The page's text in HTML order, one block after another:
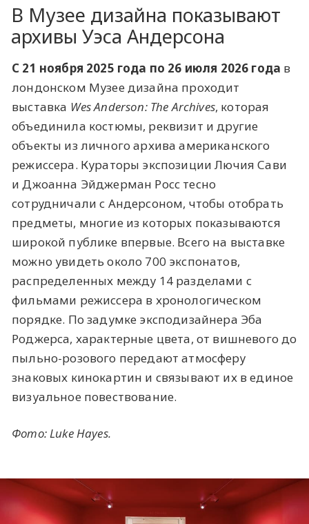
В Музее дизайна показывают
архивы Уэса Андерсона
С 21 ноября 2025 года по 26 июля 2026 года в
лондонском Музее дизайна проходит
выставка Wes Anderson: The Archives, которая
объединила костюмы, реквизит и другие
объекты из личного архива американского
режиссера. Кураторы экспозиции Лючия Сави
и Джоанна Эйджерман Росс тесно
сотрудничали с Андерсоном, чтобы отобрать
предметы, многие из которых показываются
широкой публике впервые. Всего на выставке
можно увидеть около 700 экспонатов,
распределенных между 14 разделами с
фильмами режиссера в хронологическом
порядке. По задумке эксподизайнера Эба
Роджерса, характерные цвета, от вишневого до
пыльно-розового передают атмосферу
знаковых кинокартин и связывают их в единое
визуальное повествование.
Фото: Luke Hayes.